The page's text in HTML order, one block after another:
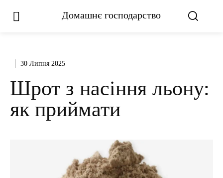
Домашнє господарство
30 Липня 2025
Шрот з насіння льону:
як приймати